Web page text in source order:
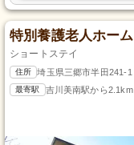
特別養護老人ホー
ショートステイ
住所 埼玉県三郷市半田241-1
最寄駅 吉川美南駅から